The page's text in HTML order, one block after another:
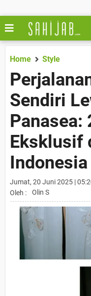
Home Style
Sendiri
Panasea:
Eksklusif
Indonesia
Jumat, 20 Juni 2025 |
Oleh :
Olin S